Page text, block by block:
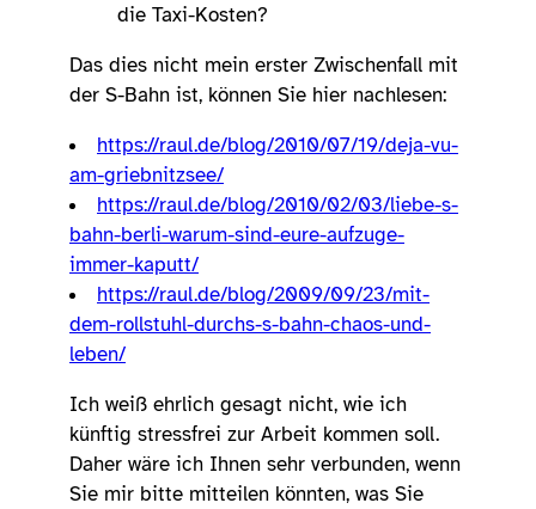
die Taxi-Kosten?
Das dies nicht mein erster Zwischenfall mit
der S-Bahn ist, können Sie hier nachlesen:
https://raul.de/blog/2010/07/19/deja-vu-
am-griebnitzsee/
https://raul.de/blog/2010/02/03/liebe-s-
bahn-berli-warum-sind-eure-aufzuge-
immer-kaputt/
https://raul.de/blog/2009/09/23/mit-
dem-rollstuhl-durchs-s-bahn-chaos-und-
leben/
Ich weiß ehrlich gesagt nicht, wie ich
künftig stressfrei zur Arbeit kommen soll.
Daher wäre ich Ihnen sehr verbunden, wenn
Sie mir bitte mitteilen könnten, was Sie